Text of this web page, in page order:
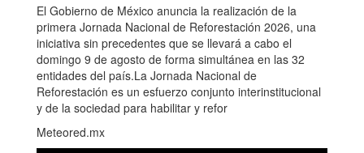
El Gobierno de México anuncia la realización de la
primera Jornada Nacional de Reforestación 2026, una
iniciativa sin precedentes que se llevará a cabo el
domingo 9 de agosto de forma simultánea en las 32
entidades del país.La Jornada Nacional de
Reforestación es un esfuerzo conjunto interinstitucional
y de la sociedad para habilitar y refor
Meteored.mx